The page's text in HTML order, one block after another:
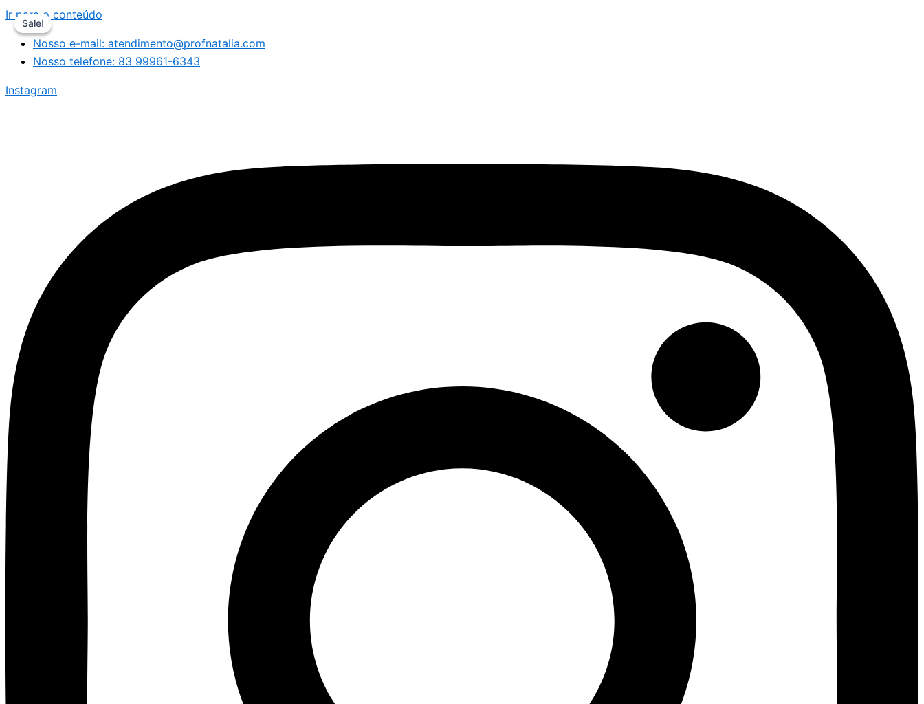
Ir para o conteúdo
Nosso e-mail: atendimento@profnatalia.com
Nosso telefone: 83 99961-6343
Instagram
Sale!
Sale!